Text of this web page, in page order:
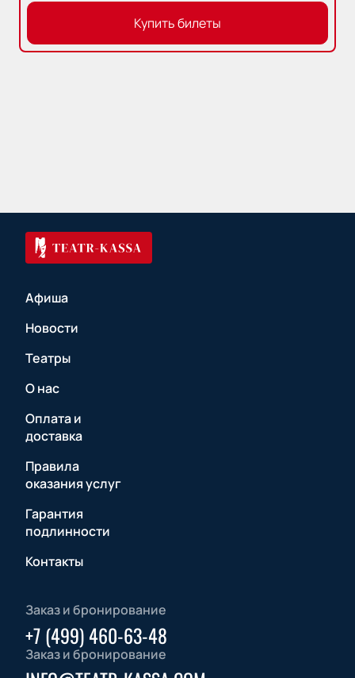
Купить билеты
Афиша
Новости
Театры
О нас
Оплата и
доставка
Правила
оказания услуг
Гарантия
подлинности
Контакты
Заказ и бронирование
+7 (499) 460-63-48
Заказ и бронирование